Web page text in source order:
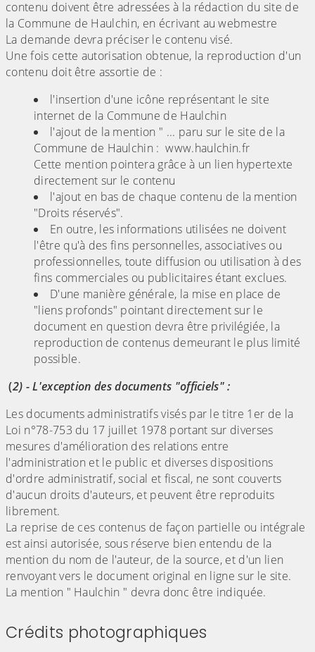
contenu doivent être adressées à la rédaction du site de
la Commune de Haulchin, en écrivant au webmestre
La demande devra préciser le contenu visé.
Une fois cette autorisation obtenue, la reproduction d'un
contenu doit être assortie de :
l'insertion d'une icône représentant le site
internet de la Commune de Haulchin
l'ajout de la mention " ... paru sur le site de la
Commune de Haulchin : www.haulchin.fr
Cette mention pointera grâce à un lien hypertexte
directement sur le contenu
l'ajout en bas de chaque contenu de la mention
"Droits réservés".
En outre, les informations utilisées ne doivent
l'être qu'à des fins personnelles, associatives ou
professionnelles, toute diffusion ou utilisation à des
fins commerciales ou publicitaires étant exclues.
D'une manière générale, la mise en place de
"liens profonds" pointant directement sur le
document en question devra être privilégiée, la
reproduction de contenus demeurant le plus limité
possible.
(2) - L'exception des documents "officiels" :
Les documents administratifs visés par le titre 1er de la
Loi n°78-753 du 17 juillet 1978 portant sur diverses
mesures d'amélioration des relations entre
l'administration et le public et diverses dispositions
d'ordre administratif, social et fiscal, ne sont couverts
d'aucun droits d'auteurs, et peuvent être reproduits
librement.
La reprise de ces contenus de façon partielle ou intégrale
est ainsi autorisée, sous réserve bien entendu de la
mention du nom de l'auteur, de la source, et d'un lien
renvoyant vers le document original en ligne sur le site.
La mention " Haulchin " devra donc être indiquée.
Crédits photographiques